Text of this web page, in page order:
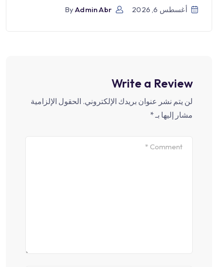
أغسطس 6, 2026 ByAdmin Abr
Write a Review
لن يتم نشر عنوان بريدك الإلكتروني. الحقول الإلزامية
مشار إليها بـ*